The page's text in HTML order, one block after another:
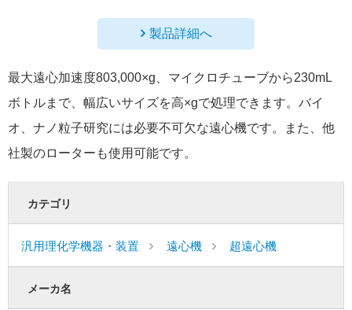
製品詳細へ
最大遠心加速度803,000×g、マイクロチューブから230mL
ボトルまで、幅広いサイズを高×gで処理できます。バイ
オ、ナノ粒子研究には必要不可欠な遠心機です。また、他
社製のローターも使用可能です。
カテゴリ
汎用理化学機器・装置 遠心機 超遠心機
メーカ名